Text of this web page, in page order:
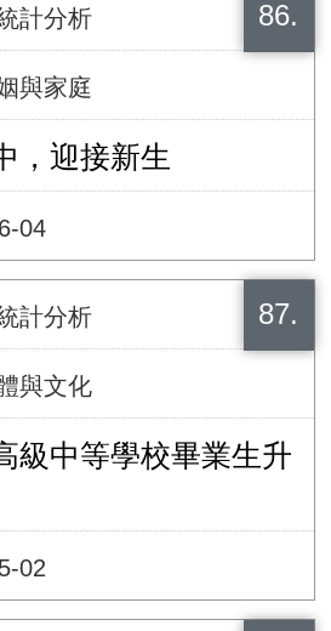
86.
計分析
與家庭
，迎接新生
04
87.
計分析
與文化
級中等學校畢業生升
02